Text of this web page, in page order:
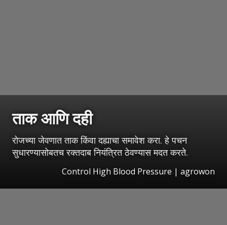
ताक आणि दही
रोजच्या जेवणात ताक किंवा दह्याचा समावेश करा. हे पचन
सुधारण्यासोबतच रक्तदाब नियंत्रित ठेवण्यास मदत करते.
Control High Blood Pressure | agrowon